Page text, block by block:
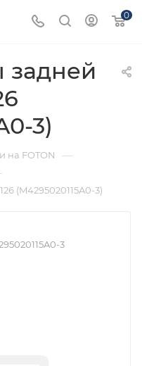
0
задней
3)
на FOTON —
(M4295020115A0-3)
3